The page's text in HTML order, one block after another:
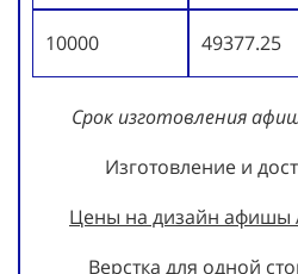
10000 49377.25
Срок изготовления
Изготовление и
Цены на дизайн афишы
Верстка для одной